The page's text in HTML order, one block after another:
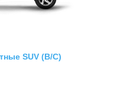
SUV (B/C)